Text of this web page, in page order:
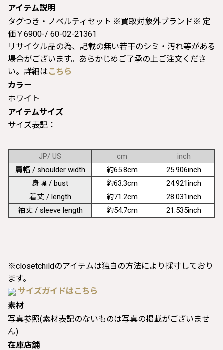
アイテム説明
タグつき・ノベルティセット ※買取対象外ブランド※ 定
価￥6900-/ 60-02-21361
リサイクル品の為、記載の無い若干のシミ・汚れ等がある
場合がございます。あらかじめご了承の上ご注文くださ
い。詳細は こちら
カラー
ホワイト
アイテムサイズ
サイズ表記：
JP/ US cm
inch
肩幅 / shoulder width
約65.8cm
25.906inch
身幅 / bust
約63.3cm
24.921inch
着丈 / length
約71.2cm
28.031inch
袖丈 / sleeve length
約54.7cm 21.535inch
※closetchildのアイテムは独自の方法により採寸しており
ます。
サイズガイドはこちら
素材
写真参照(素材表記のないものは写真の掲載がございませ
ん)
在庫店舗